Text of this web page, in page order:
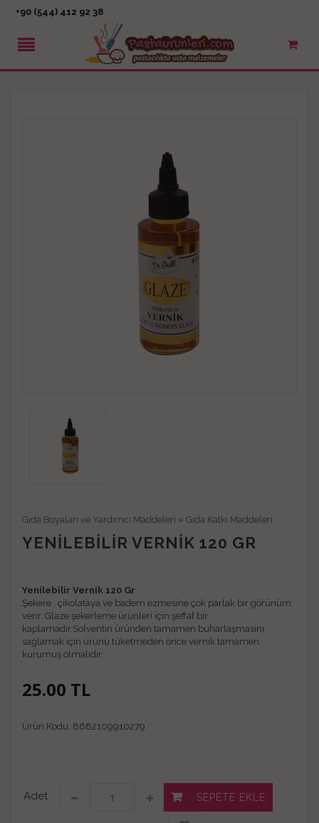
+90 (544) 412 92 38
Gıda Boyaları ve Yardımcı Maddeleri » Gıda Katkı Maddeleri
YENILEBILIR VERNIK 120 GR
Yenilebilir Vernik 120 Gr
Şekere , çikolataya ve badem ezmesine çok parlak bir görünüm
verir. Glaze şekerleme ürünleri için şeffaf bir
kaplamadır.Solventin üründen tamamen buharlaşmasını
sağlamak için ürünü tüketmeden önce vernik tamamen
kurumuş olmalıdır.
25.00 TL
Ürün Kodu: 8682109910279
Adet SEPETE EKLE